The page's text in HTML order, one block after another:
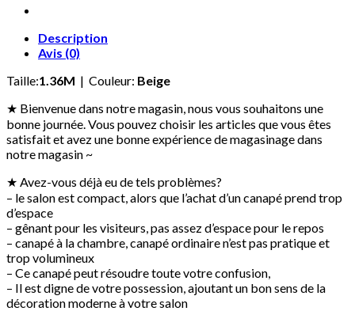
Description
Avis (0)
Taille:1.36M | Couleur: Beige
★ Bienvenue dans notre magasin, nous vous souhaitons une
bonne journée. Vous pouvez choisir les articles que vous êtes
satisfait et avez une bonne expérience de magasinage dans
notre magasin ~
★ Avez-vous déjà eu de tels problèmes?
– le salon est compact, alors que l’achat d’un canapé prend trop
d’espace
– gênant pour les visiteurs, pas assez d’espace pour le repos
– canapé à la chambre, canapé ordinaire n’est pas pratique et
trop volumineux
– Ce canapé peut résoudre toute votre confusion,
– Il est digne de votre possession, ajoutant un bon sens de la
décoration moderne à votre salon